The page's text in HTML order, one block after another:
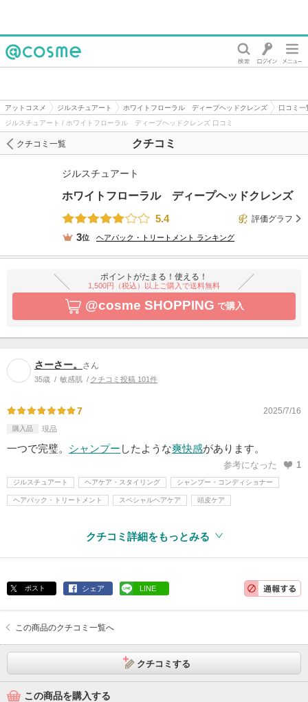
アットコスメ ジルスチュアート ホワイトフローラル ディープヘッドクレンズ
口コミ一
ジルスチュアート / ホワイトフローラル ディープヘッドクレンズ 口コミ
クチコミ
クチコミ一覧
ジルスチュアート
ホワイトフローラル ディープヘッドクレンズ
5.4
評価グラフ
3位 ヘアパック・トリートメント ランキング
ポイントがたまる！使える！
1,500円（税込）以上ご購入で送料無料
@cosme SHOPPING で購入
さーさー。 さん
35歳 敏感肌 クチコミ投稿 101件
7 2025/7/16
購入品 現品
一つで完璧。 シャンプー したような爽快感があります。
参考になった 1
ジルスチュアート ヘアケア・スタイリング シャンプー・コンディショナー
ヘアパック・トリートメント スペシャルヘアケア 頭皮ケア
クチコミ詳細をもっとみる
ポスト シェア LINE
この商品のクチコミ一覧へ
クチコミする
この商品を購入する